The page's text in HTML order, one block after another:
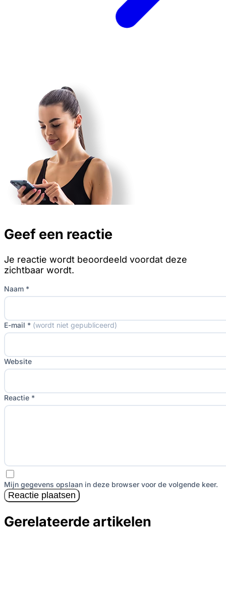
Geef een reactie
Je reactie wordt beoordeeld voordat deze
zichtbaar wordt.
Naam *
E-mail * (wordt niet gepubliceerd)
Website
Reactie *
Mijn gegevens opslaan in deze browser voor de volgende keer.
Reactie plaatsen
Gerelateerde artikelen